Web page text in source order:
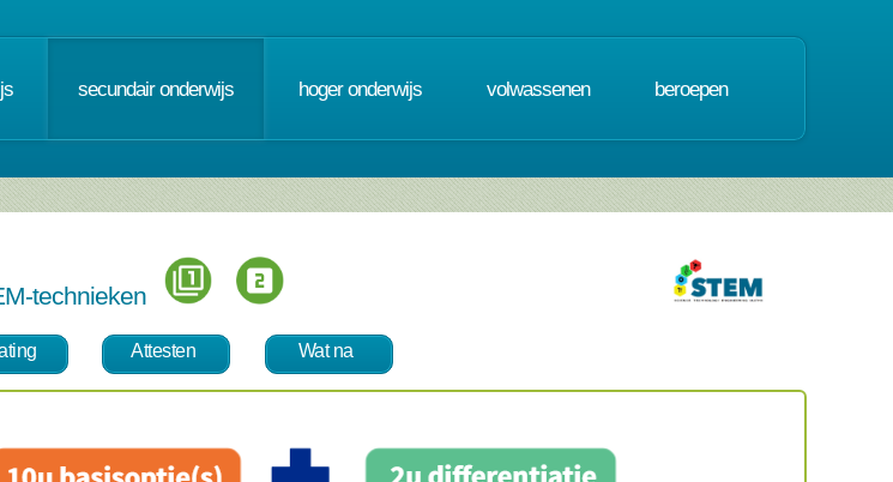
secundair onderwijs hoger onderwijs volwassenen beroepen
technieken
Attesten Wat na